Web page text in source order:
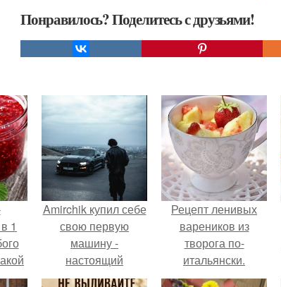
Понравилось? Поделитесь с друзьями!
1
Amirchik купил себе
свою первую
машину -
настоящий
автомобиль мечты
Рецепт ленивых
вареников из
творога по-
итальянски.